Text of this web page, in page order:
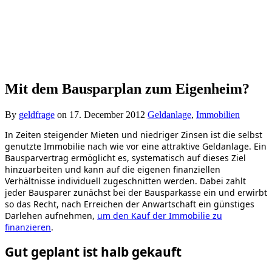
Mit dem Bausparplan zum Eigenheim?
By geldfrage on 17. December 2012 Geldanlage, Immobilien
In Zeiten steigender Mieten und niedriger Zinsen ist die selbst
genutzte Immobilie nach wie vor eine attraktive Geldanlage. Ein
Bausparvertrag ermöglicht es, systematisch auf dieses Ziel
hinzuarbeiten und kann auf die eigenen finanziellen
Verhältnisse individuell zugeschnitten werden. Dabei zahlt
jeder Bausparer zunächst bei der Bausparkasse ein und erwirbt
so das Recht, nach Erreichen der Anwartschaft ein günstiges
Darlehen aufnehmen, um den Kauf der Immobilie zu
finanzieren.
Gut geplant ist halb gekauft